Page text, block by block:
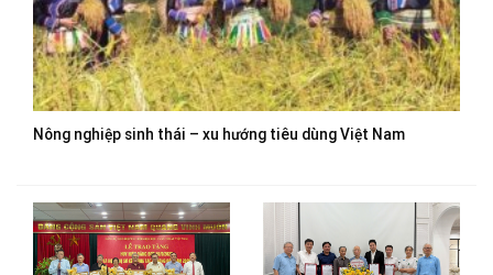
Nông nghiệp sinh thái – xu hướng tiêu dùng Việt Nam